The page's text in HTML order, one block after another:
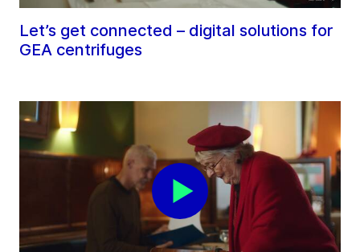
Let’s get connected – digital solutions for
GEA centrifuges